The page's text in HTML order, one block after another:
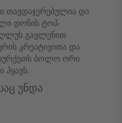
თავდაჯერებულია და
დონის ტოპ-
გავლენით
კრეატივითა და
ბოლო ორი
უნდა